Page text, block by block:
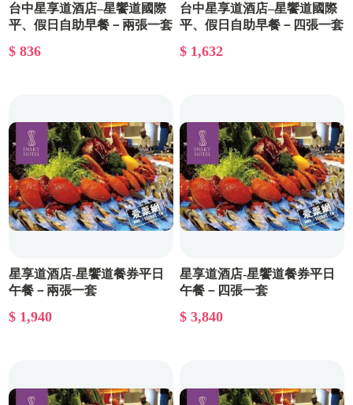
台中星享道酒店–星饗道國際
平、假日自助早餐－兩張一套
$ 836
台中星享道酒店–星饗道國際
平、假日自助早餐－四張一套
$ 1,632
星享道酒店-星饗道餐券平日
午餐－兩張一套
$ 1,940
星享道酒店-星饗道餐券平日
午餐－四張一套
$ 3,840